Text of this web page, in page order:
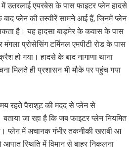
उतरलाई एयरबेस के पास फाइटर प्लेन हादसे
बाद प्लेन की तस्वीरें सामने आई हैं, जिनमें प्लेन
है। यह हादसा बाड़मेर के कवास के पास
प्रोसेसिंग टर्मिनल एमपीटी रोड के पास
हो गया। हादसे के बाद नागाणा थाना
मिलते ही प्रशासन भी मौके पर पहुंच गया
रहते पैराशूट की मदद से प्लेन से
जा रहा है कि जब फाइटर प्लेन नियमित
प्लेन में अचानक गंभीर तकनीकी खराबी आ
स्थिति में विमान से बाहर निकलना